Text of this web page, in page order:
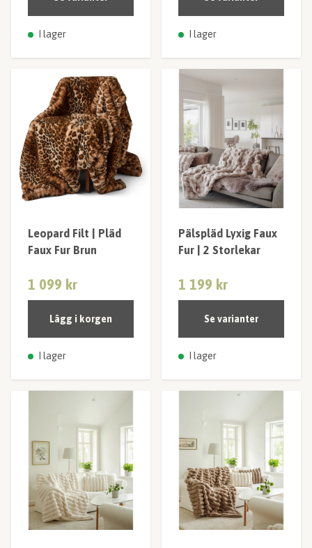
I lager I lager
Leopard Filt | Pläd
Faux Fur Brun
1 099 kr
Lägg i korgen
I lager
Pälspläd Lyxig Faux
Fur | 2 Storlekar
1 199 kr
Se varianter
I lager